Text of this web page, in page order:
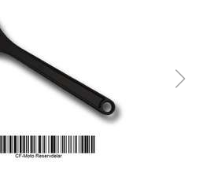
Reservdelar
Sprängskisser